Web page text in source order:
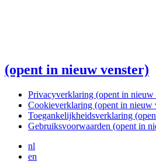
(opent in nieuw venster)
Privacyverklaring (opent in nieuw
Cookieverklaring (opent in nieuw
Toegankelijkheidsverklaring
Gebruiksvoorwaarden (opent in
nl
en